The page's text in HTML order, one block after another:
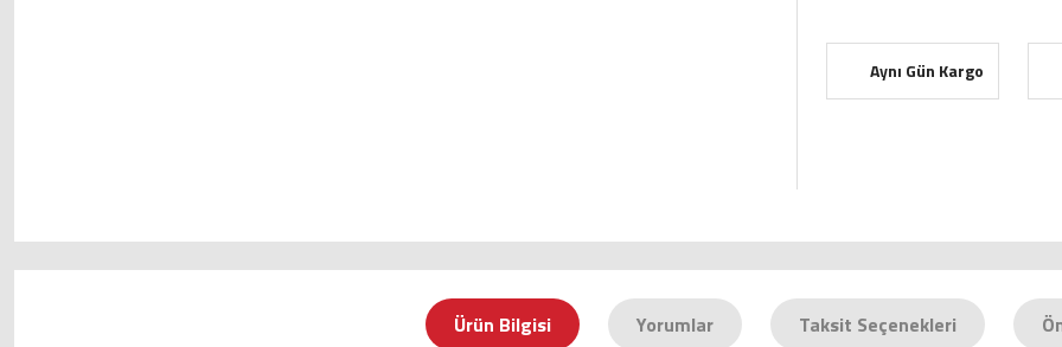
Aynı Gün Kargo
Ürün Bilgisi Yorumlar Taksit Seçenekleri